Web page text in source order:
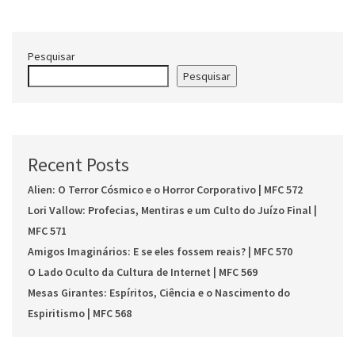
Pesquisar
Pesquisar
Recent Posts
Alien: O Terror Cósmico e o Horror Corporativo | MFC 572
Lori Vallow: Profecias, Mentiras e um Culto do Juízo Final |
MFC 571
Amigos Imaginários: E se eles fossem reais? | MFC 570
O Lado Oculto da Cultura de Internet | MFC 569
Mesas Girantes: Espíritos, Ciência e o Nascimento do
Espiritismo | MFC 568